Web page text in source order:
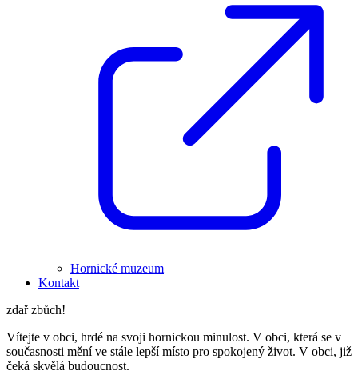
Hornické muzeum
Kontakt
zdař zbůch!
Vítejte v obci, hrdé na svoji hornickou minulost. V obci, která se v
současnosti mění ve stále lepší místo pro spokojený život. V obci, již
čeká skvělá budoucnost.